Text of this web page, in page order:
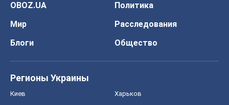
OBOZ.UA
Политика
Мир
Расследования
Блоги
Общество
Регионы Украины
Киев Харьков